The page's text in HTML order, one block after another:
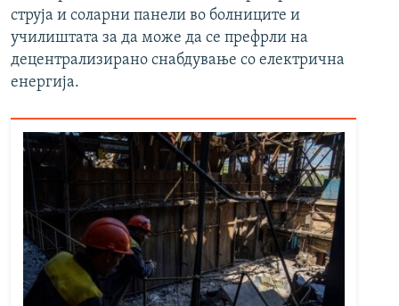
струја и соларни панели во болниците и
училиштата за да може да се префрли на
децентрализирано снабдување со електрична
енергија.